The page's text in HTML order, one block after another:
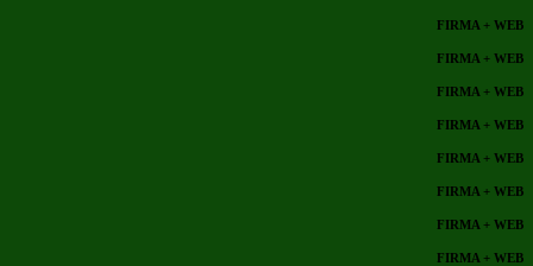
FIRMA + WEB
FIRMA + WEB
FIRMA + WEB
FIRMA + WEB
FIRMA + WEB
FIRMA + WEB
FIRMA + WEB
FIRMA + WEB